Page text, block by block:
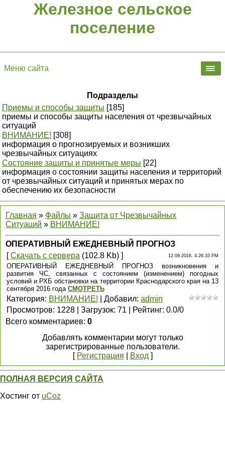
Железное сельское
поселение
Меню сайта
Подразделы
Приемы и способы защиты [185]
приемы и способы защиты населения от чрезвычайных
ситуаций
ВНИМАНИЕ! [308]
информация о прогнозируемых и возникших
чрезвычайных ситуациях
Состояние защиты и принятые меры [22]
информация о состоянии защиты населения и территорий
от чрезвычайных ситуаций и принятых мерах по
обеспечению их безопасности
Главная » Файлы » Защита от Чрезвычайных
Ситуаций » ВНИМАНИЕ!
ОПЕРАТИВНЫЙ ЕЖЕДНЕВНЫЙ ПРОГНОЗ
[Скачать с сервера (102.8 Kb) ] 12.09.2016, 4.26.33 PM
ОПЕРАТИВНЫЙ ЕЖЕДНЕВНЫЙ ПРОГНОЗ возникновения и
развития ЧС, связанных с состоянием (изменением) погодных
условий и РХБ обстановки на территории Краснодарского края на 13
сентября 2016 года СМОТРЕТЬ
Категория: ВНИМАНИЕ! Добавил: admin
Просмотров: 1228 Загрузок: 71 Рейтинг: 0.0/0
Всего комментариев: 0
Добавлять комментарии могут только
зарегистрированные пользователи.
[ Регистрация Вход ]
ПОЛНАЯ ВЕРСИЯ САЙТА
Хостинг от uCoz